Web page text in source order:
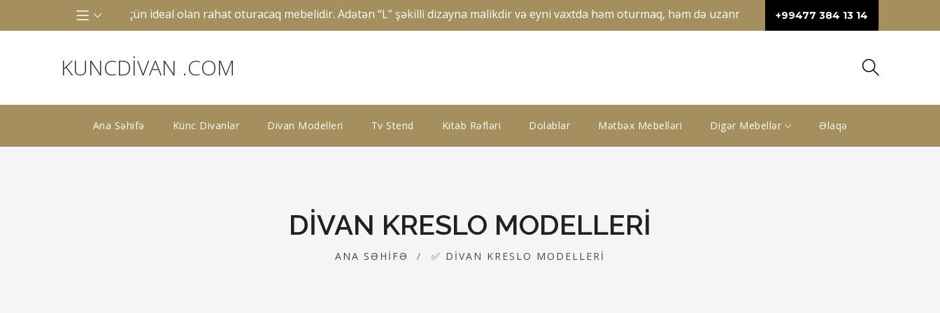
böyük otaqlar üçün ideal olan rahat oturacaq mebelidir. Adətən “L” şəkilli dizayna malikdir və eyni vaxtda həm oturmaq, həm də uzanmaq üçün geniş sahə təqdim edir. Künc
+99477 384 13 14
KUNCDIVAN .COM
Ana Səhifə Künc Divanlar Divan Modelleri Tv Stend Kitab Rəfləri Dolablar Mətbəx Mebelləri Digər Mebellər Əlaqə
DIVAN KRESLO MODELLERI
ANA SƏHIFƏ ✅ DIVAN KRESLO MODELLERI